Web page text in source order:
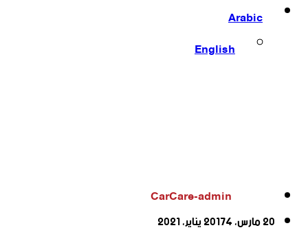
Arabic
English
CarCare-admin
20 مارس، 2017
4 يناير، 2021